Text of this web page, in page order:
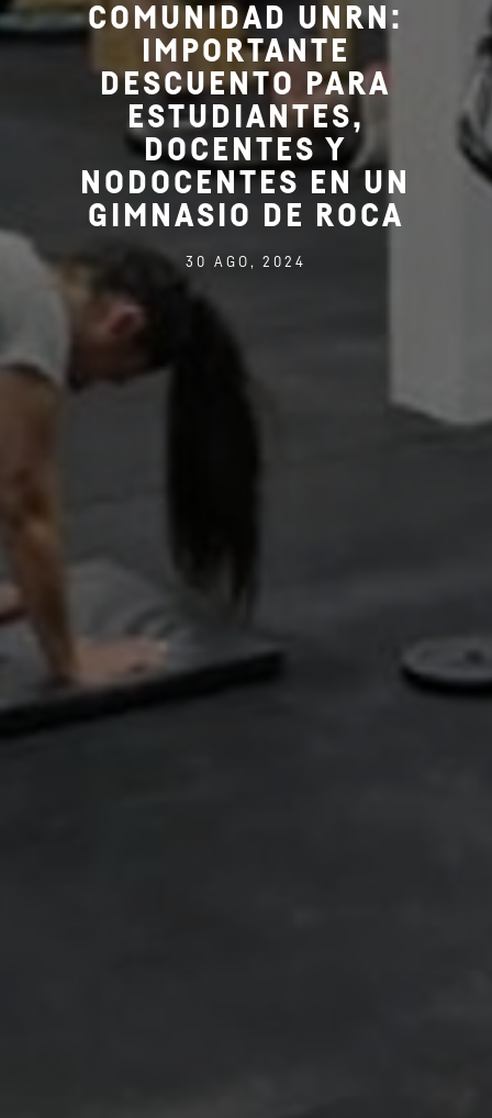
COMUNIDAD UNRN:
IMPORTANTE
DESCUENTO PARA
ESTUDIANTES,
DOCENTES Y
NODOCENTES EN UN
GIMNASIO DE ROCA
30 AGO, 2024